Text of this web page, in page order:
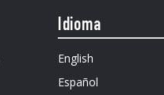
Idioma
English
Español